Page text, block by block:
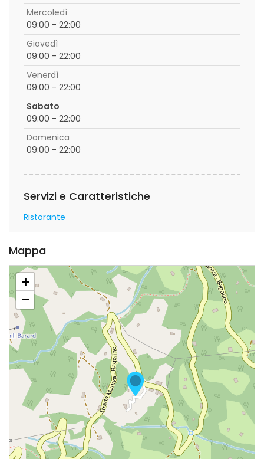
Mercoledì
09:00 - 22:00
Giovedì
09:00 - 22:00
Venerdì
09:00 - 22:00
Sabato
09:00 - 22:00
Domenica
09:00 - 22:00
Servizi e Caratteristiche
Ristorante
Mappa
+
−